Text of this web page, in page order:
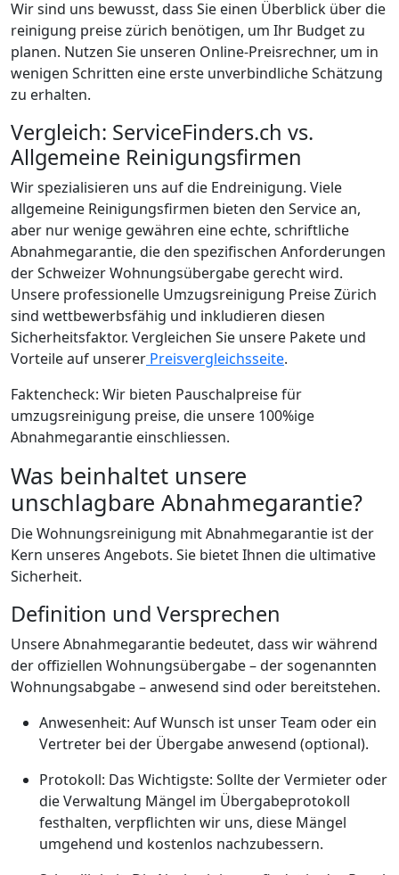
Wir sind uns bewusst, dass Sie einen Überblick über die
reinigung preise zürich benötigen, um Ihr Budget zu
planen. Nutzen Sie unseren Online-Preisrechner, um in
wenigen Schritten eine erste unverbindliche Schätzung
zu erhalten.
Vergleich: ServiceFinders.ch vs.
Allgemeine Reinigungsfirmen
Wir spezialisieren uns auf die Endreinigung. Viele
allgemeine Reinigungsfirmen bieten den Service an,
aber nur wenige gewähren eine echte, schriftliche
Abnahmegarantie, die den spezifischen Anforderungen
der Schweizer Wohnungsübergabe gerecht wird.
Unsere professionelle Umzugsreinigung Preise Zürich
sind wettbewerbsfähig und inkludieren diesen
Sicherheitsfaktor. Vergleichen Sie unsere Pakete und
Vorteile auf unserer Preisvergleichsseite.
Faktencheck: Wir bieten Pauschalpreise für
umzugsreinigung preise, die unsere 100%ige
Abnahmegarantie einschliessen.
Was beinhaltet unsere
unschlagbare Abnahmegarantie?
Die Wohnungsreinigung mit Abnahmegarantie ist der
Kern unseres Angebots. Sie bietet Ihnen die ultimative
Sicherheit.
Definition und Versprechen
Unsere Abnahmegarantie bedeutet, dass wir während
der offiziellen Wohnungsübergabe – der sogenannten
Wohnungsabgabe – anwesend sind oder bereitstehen.
Anwesenheit: Auf Wunsch ist unser Team oder ein
Vertreter bei der Übergabe anwesend (optional).
Protokoll: Das Wichtigste: Sollte der Vermieter oder
die Verwaltung Mängel im Übergabeprotokoll
festhalten, verpflichten wir uns, diese Mängel
umgehend und kostenlos nachzubessern.